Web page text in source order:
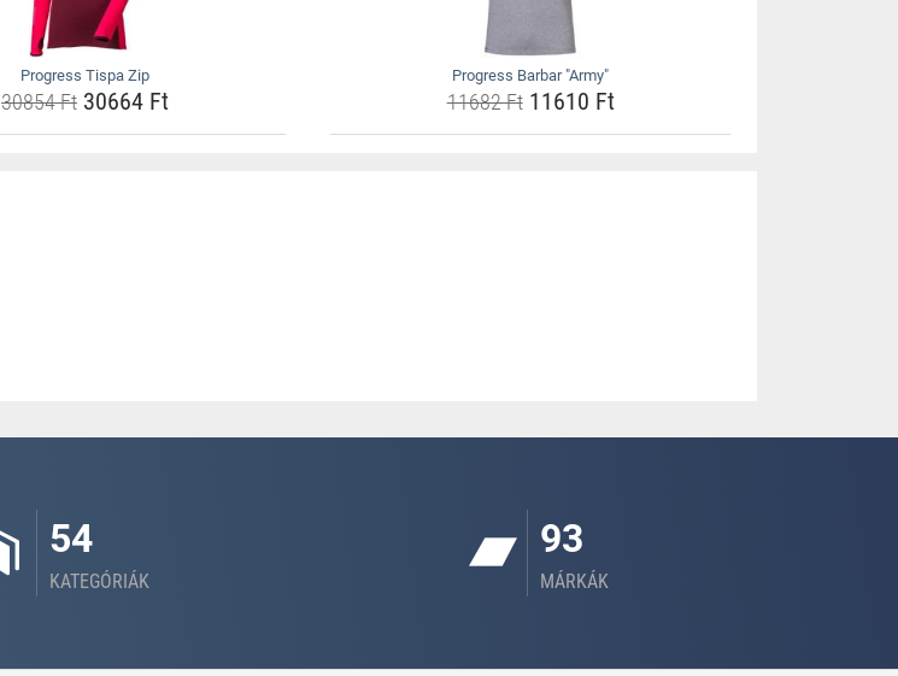
Progress Tispa Zip
30854 Ft30664 Ft
Progress Barbar "Army"
11682 Ft11610 Ft
54
KATEGÓRIÁK
93
MÁRKÁK